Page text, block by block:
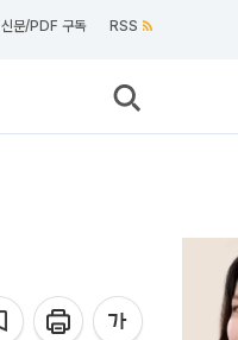
신문/PDF 구독 RSS